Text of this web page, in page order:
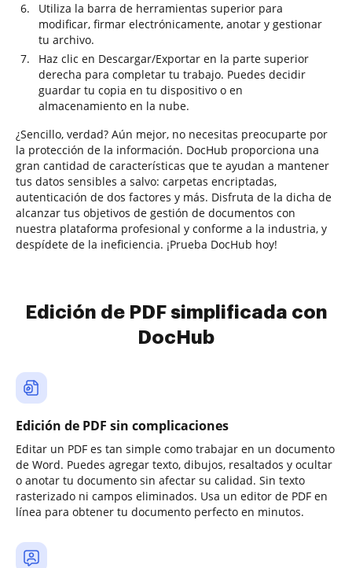
Utiliza la barra de herramientas superior para
modificar, firmar electrónicamente, anotar y gestionar
tu archivo.
Haz clic en Descargar/Exportar en la parte superior
derecha para completar tu trabajo. Puedes decidir
guardar tu copia en tu dispositivo o en
almacenamiento en la nube.
¿Sencillo, verdad? Aún mejor, no necesitas preocuparte por
la protección de la información. DocHub proporciona una
gran cantidad de características que te ayudan a mantener
tus datos sensibles a salvo: carpetas encriptadas,
autenticación de dos factores y más. Disfruta de la dicha de
alcanzar tus objetivos de gestión de documentos con
nuestra plataforma profesional y conforme a la industria, y
despídete de la ineficiencia. ¡Prueba DocHub hoy!
Edición de PDF simplificada con
DocHub
Edición de PDF sin complicaciones
Editar un PDF es tan simple como trabajar en un documento
de Word. Puedes agregar texto, dibujos, resaltados y ocultar
o anotar tu documento sin afectar su calidad. Sin texto
rasterizado ni campos eliminados. Usa un editor de PDF en
línea para obtener tu documento perfecto en minutos.